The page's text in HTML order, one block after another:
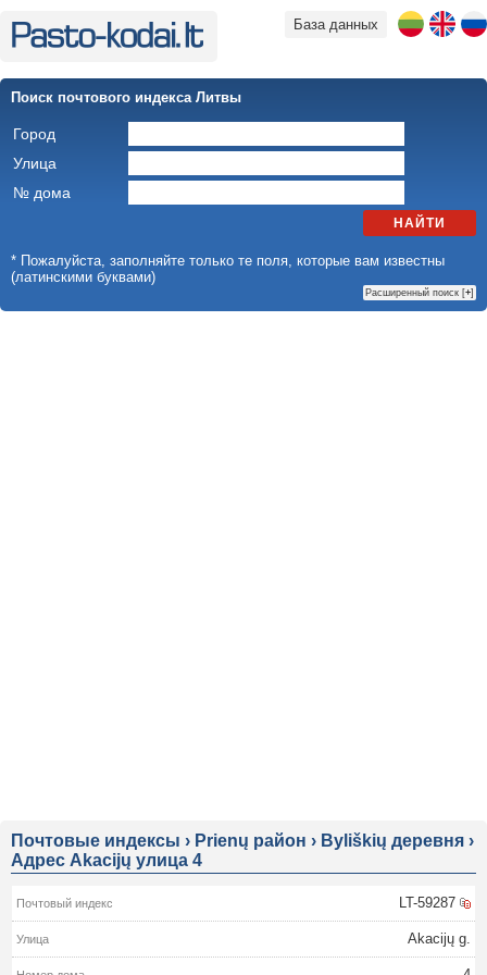
База данных
Поиск почтового индекса Литвы
Город
Улица
№ дома
НАЙТИ
* Пожалуйста, заполняйте только те поля, которые вам известны
(латинскими буквами)
Расширенный поиск [+]
Почтовые индексы › Prienų район › Byliškių деревня ›
Адрес Akacijų улица 4
LT-59287
Akacijų g.